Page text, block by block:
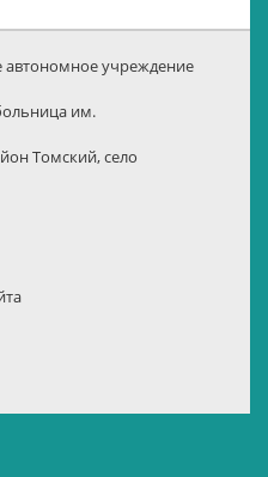
автономное учреждение
им.
Томский, село